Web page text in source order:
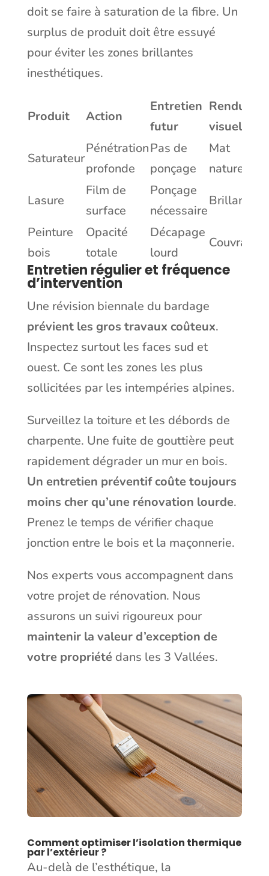
doit se faire à saturation de la fibre. Un
surplus de produit doit être essuyé
pour éviter les zones brillantes
inesthétiques.
Produit Action
Entretien
futur
Rendu
visuel
Saturateur
Pénétration
profonde
Pas de
ponçage
Mat
naturel
Lasure
Film de
surface
Ponçage
nécessaire
Brillant
Peinture
bois
Opacité
totale
Décapage
lourd
Couvrant
Entretien régulier et fréquence
d’intervention
Une révision biennale du bardage
prévient les gros travaux coûteux.
Inspectez surtout les faces sud et
ouest. Ce sont les zones les plus
sollicitées par les intempéries alpines.
Surveillez la toiture et les débords de
charpente. Une fuite de gouttière peut
rapidement dégrader un mur en bois.
Un entretien préventif coûte toujours
moins cher qu’une rénovation lourde.
Prenez le temps de vérifier chaque
jonction entre le bois et la maçonnerie.
Nos experts vous accompagnent dans
votre projet de rénovation. Nous
assurons un suivi rigoureux pour
maintenir la valeur d’exception de
votre propriété dans les 3 Vallées.
Comment optimiser l’isolation thermique
par l’extérieur ?
Au-delà de l’esthétique, la